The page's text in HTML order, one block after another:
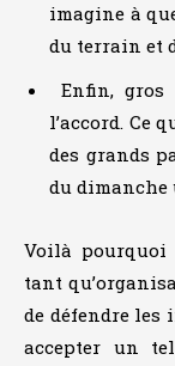
imagine à
du terrain et
Enfin,
l’accord. Ce
des grands
du
Voilà pourquoi
tant
de défendre les
accepter un